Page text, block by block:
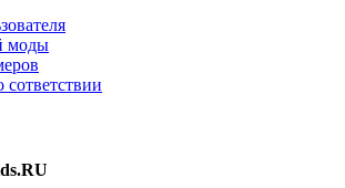
моды
сответствии